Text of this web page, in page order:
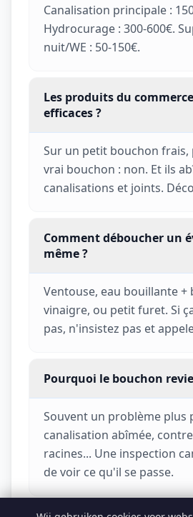
Canalisation principale :
Hydrocurage : 300-600€.
nuit/WE : 50-150€.
Les produits du
efficaces ?
Sur un petit bouchon frais,
vrai bouchon : non. Et ils
canalisations et joints.
Comment déboucher un
même ?
Ventouse, eau bouillante +
vinaigre, ou petit furet. Si
pas, n'insistez pas et
Pourquoi le bouchon
Souvent un problème plus
canalisation abîmée,
racines... Une inspection
de voir ce qu'il se passe.